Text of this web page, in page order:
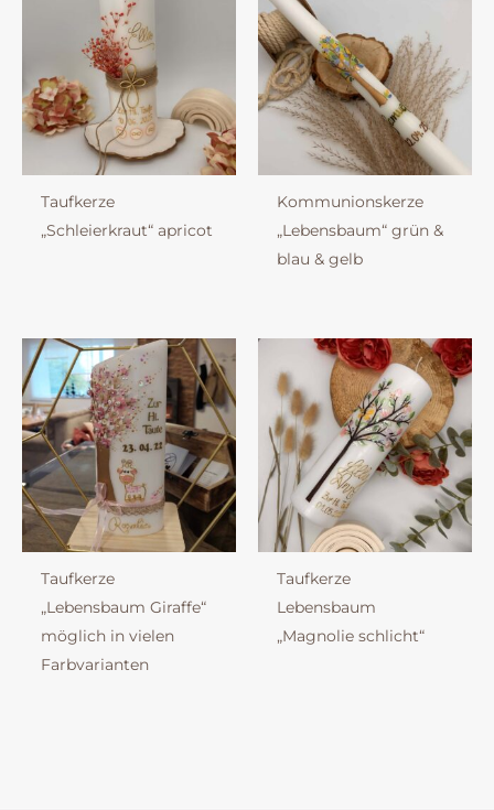
Taufkerze
„Schleierkraut“ apricot
Kommunionskerze
„Lebensbaum“ grün &
blau & gelb
Taufkerze
„Lebensbaum Giraffe“
möglich in vielen
Farbvarianten
Taufkerze
Lebensbaum
„Magnolie schlicht“